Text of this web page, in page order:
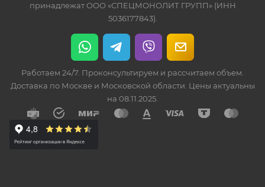
принадлежат ООО «СПЕЦМОНОЛИТ ГРУПП» (ИНН
5036177843).
Работаем 24/7. Проконсультируем и рассчитаем объем.
Доставка по Москве и Московской области. Цены актуальны
на 08.11.2025.